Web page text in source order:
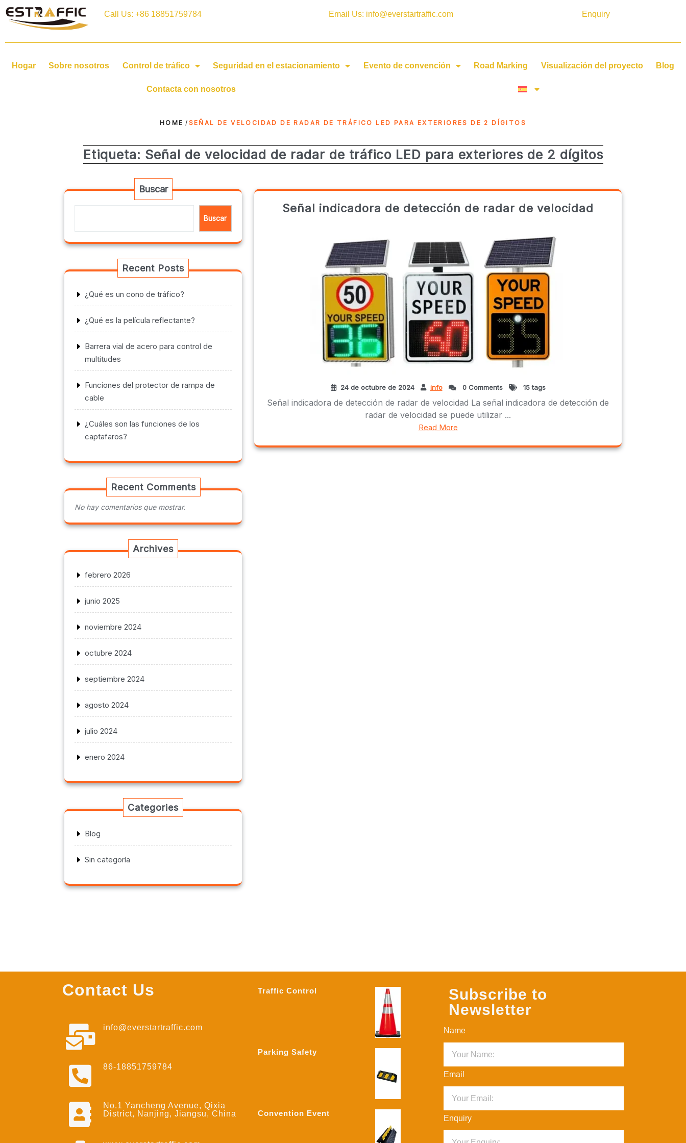
Call Us: +86 18851759784 Email Us: info@everstartraffic.com Enquiry
Hogar Sobre nosotros Control de tráfico Seguridad en el estacionamiento Evento de convención Road Marking Visualización del proyecto Blog
Contacta con nosotros
HOME / SEÑAL DE VELOCIDAD DE RADAR DE TRÁFICO LED PARA EXTERIORES DE 2 DÍGITOS
Etiqueta: Señal de velocidad de radar de tráfico LED para exteriores de 2 dígitos
Buscar
Buscar
Recent Posts
¿Qué es un cono de tráfico?
¿Qué es la película reflectante?
Barrera vial de acero para control de
multitudes
Funciones del protector de rampa de
cable
¿Cuáles son las funciones de los
captafaros?
Recent Comments
No hay comentarios que mostrar.
Archives
febrero 2026
junio 2025
noviembre 2024
octubre 2024
septiembre 2024
agosto 2024
julio 2024
enero 2024
Categories
Blog
Sin categoría
Señal indicadora de detección de radar de velocidad
24 de octubre de 2024 info 0 Comments 15 tags
Señal indicadora de detección de radar de velocidad La señal indicadora de detección de
radar de velocidad se puede utilizar ...
Read More
Contact Us
info@everstartraffic.com
86-18851759784
No.1 Yancheng Avenue, Qixia
District, Nanjing, Jiangsu, China
Traffic Control
Parking Safety
Convention Event
Subscribe to
Newsletter
Name
Email
Enquiry